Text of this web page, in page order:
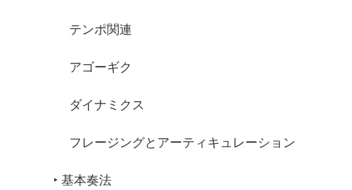
テンポ関連
アゴーギク
ダイナミクス
フレージングとアーティキュレーション
‣ 基本奏法